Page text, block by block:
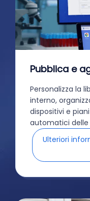
Pubblica e
Personalizza la
interno,
dispositivi e
automatici delle
Ulteriori